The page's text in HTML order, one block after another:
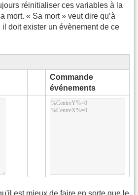
réinitialiser ces variables à la
mort. « Sa mort » veut dire qu’à
doit exister un évènement de ce
Commande
événements